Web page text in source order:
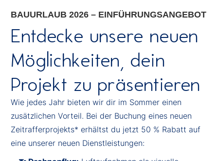
BAUURLAUB 2026 – EINFÜHRUNGSANGEBOT
Entdecke unsere neuen
Möglichkeiten, dein
Projekt zu präsentieren
Wie jedes Jahr bieten wir dir im Sommer einen
zusätzlichen Vorteil. Bei der Buchung eines neuen
Zeitrafferprojekts* erhältst du jetzt 50 % Rabatt auf
eine unserer neuen Dienstleistungen: